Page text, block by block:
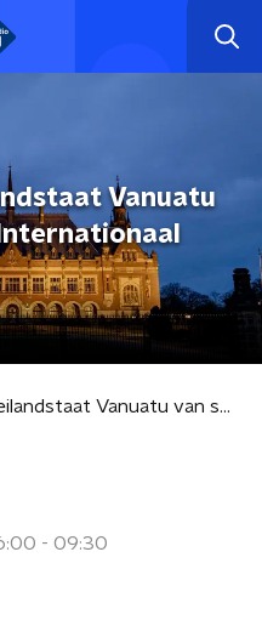
Vanuatu
Klimaatzaak eilandstaat Vanuatu van start bij het Internationaal Gerechtshof
- 09:30